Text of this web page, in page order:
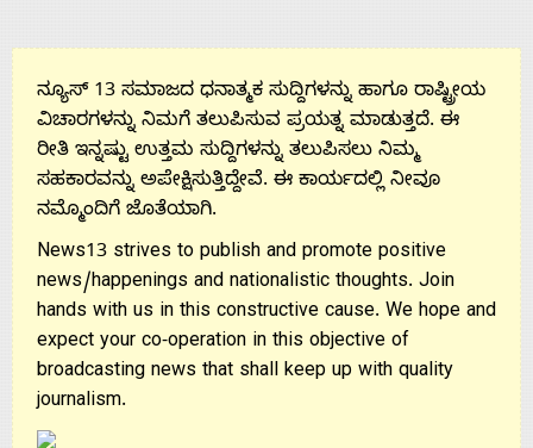
ನ್ಯೂಸ್ 13 ಸಮಾಜದ ಧನಾತ್ಮಕ ಸುದ್ದಿಗಳನ್ನು ಹಾಗೂ ರಾಷ್ಟ್ರೀಯ
ವಿಚಾರಗಳನ್ನು ನಿಮಗೆ ತಲುಪಿಸುವ ಪ್ರಯತ್ನ ಮಾಡುತ್ತದೆ. ಈ
ರೀತಿ ಇನ್ನಷ್ಟು ಉತ್ತಮ ಸುದ್ದಿಗಳನ್ನು ತಲುಪಿಸಲು ನಿಮ್ಮ
ಸಹಕಾರವನ್ನು ಅಪೇಕ್ಷಿಸುತ್ತಿದ್ದೇವೆ. ಈ ಕಾರ್ಯದಲ್ಲಿ ನೀವೂ
ನಮ್ಮೊಂದಿಗೆ ಜೊತೆಯಾಗಿ.
News13 strives to publish and promote positive
news/happenings and nationalistic thoughts. Join
hands with us in this constructive cause. We hope and
expect your co-operation in this objective of
broadcasting news that shall keep up with quality
journalism.